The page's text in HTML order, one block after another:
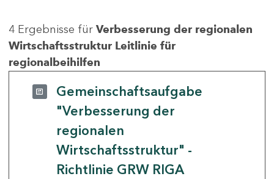
4 Ergebnisse für Verbesserung der regionalen
Wirtschaftsstruktur Leitlinie für
regionalbeihilfen
Gemeinschaftsaufgabe
"Verbesserung der
regionalen
Wirtschaftsstruktur" -
Richtlinie GRW RIGA